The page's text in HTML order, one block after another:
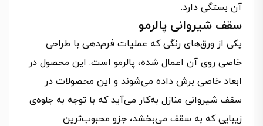
آن بستگی دارد.
سقف شیروانی پالرمو
یکی از ورق‌های رنگی که عملیات فرم‌دهی با طراحی
خاصی روی آن اعمال شده، پالرمو است. این محصول در
ابعاد خاصی برش داده می‌شوند و این محصولات در
سقف‌ شیروانی منازل به‌کار می‌آید که با توجه به جلوه‌ی
زیبایی که به سقف می‌بخشد، جزو محبوب‌ترین